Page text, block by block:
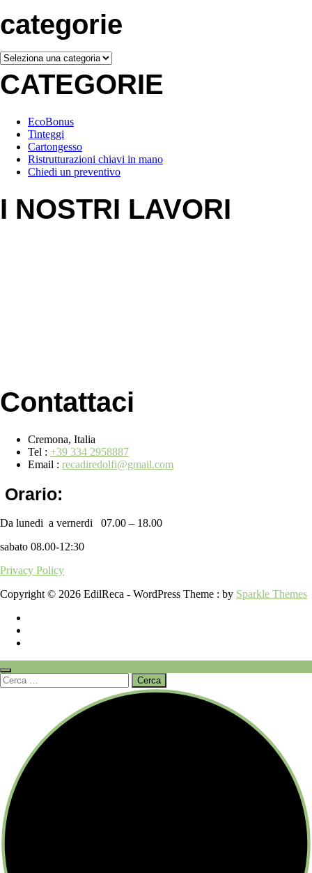
categorie
categorie
CATEGORIE
EcoBonus
Tinteggi
Cartongesso
Ristrutturazioni chiavi in mano
Chiedi un preventivo
I NOSTRI LAVORI
Contattaci
Cremona, Italia
Tel : +39 334 2958887
Email : recadiredolfi@gmail.com
Orario:
Da lunedi a vernerdi 07.00 – 18.00
sabato 08.00-12:30
Privacy Policy
Copyright © 2026 EdilReca - WordPress Theme : by Sparkle Themes
Ricerca
per: